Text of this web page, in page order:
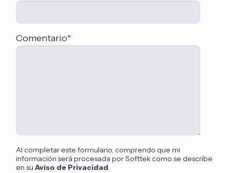
Comentario*
Al completar este formulario, comprendo que mi
información será procesada por Softtek como se describe
en suAviso de Privacidad.